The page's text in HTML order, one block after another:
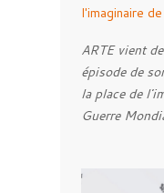
l'imaginaire
ARTE vient
épisode de
la place de
Guerre
s'empare des